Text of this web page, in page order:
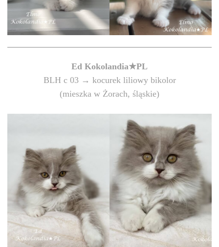
Ed Kokolandia★PL
BLH c 03 → kocurek liliowy bikolor
(mieszka w Żorach, śląskie)